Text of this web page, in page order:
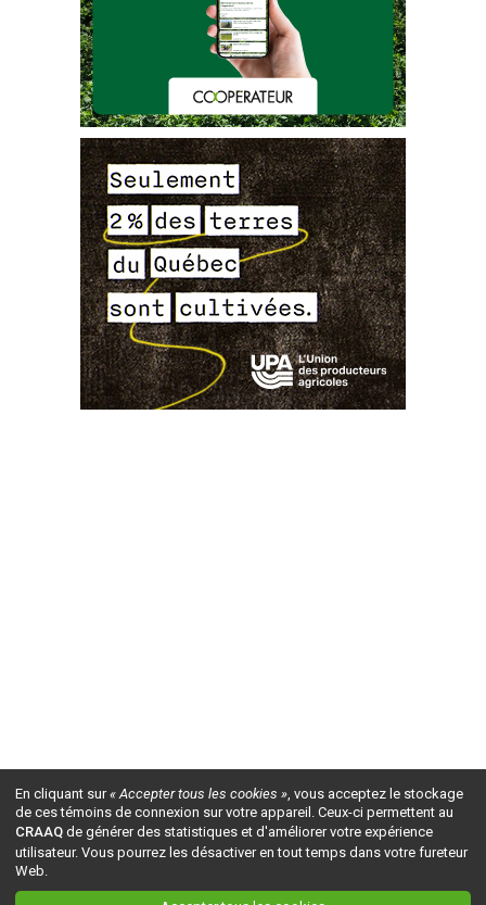
En cliquant sur« Accepter tous les cookies », vous acceptez le stockage
de ces témoins de connexion sur votre appareil. Ceux-ci permettent au
CRAAQ de générer des statistiques et d'améliorer votre expérience
utilisateur. Vous pourrez les désactiver en tout temps dans votre fureteur
Web.